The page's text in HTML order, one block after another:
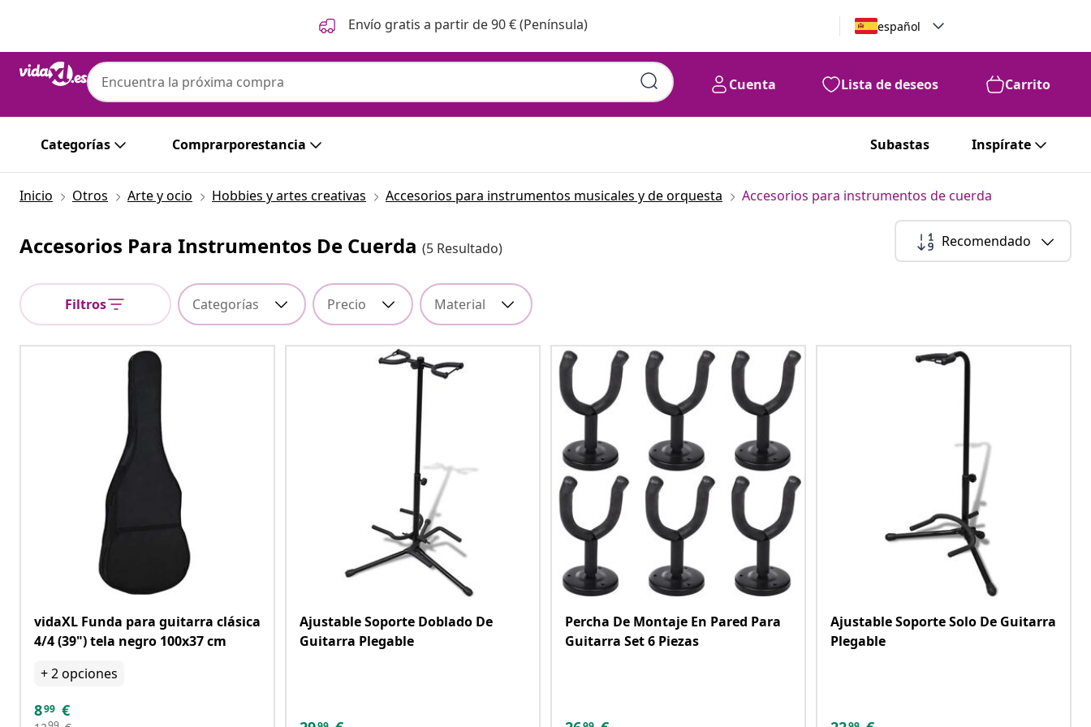
Envío gratis a partir de 90 € (Península) español
Cuenta Lista de deseos Carrito
Categorías Comprarporestancia Subastas Inspírate
Inicio Otros Arte y ocio Hobbies y artes creativas Accesorios para instrumentos musicales y de orquesta Accesorios para instrumentos de cuerda
Accesorios Para Instrumentos De Cuerda (5 Resultado) Recomendado
Filtros Categorías Precio Material
vidaXL Funda para guitarra clásica
4/4 (39") tela negro 100x37 cm
+2opciones
899 €
Ajustable Soporte Doblado De
Guitarra Plegable
Percha De Montaje En Pared Para
Guitarra Set 6 Piezas
Ajustable Soporte Solo De Guitarra
Plegable